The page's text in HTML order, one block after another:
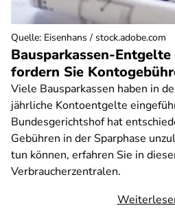
Bausparkassen-
fordern Sie
Viele Bausparkassen haben in
jährliche Kontoentgelte
Bundesgerichtshof hat
Gebühren in der Sparphase
tun können, erfahren Sie in
Verbraucherzentralen.
Quelle: Eisenhans / stock.adobe.com